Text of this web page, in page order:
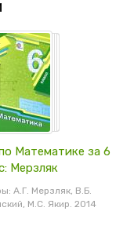
Математике за 6
Мерзляк
А.Г. Мерзляк, В.Б.
М.С. Якир. 2014